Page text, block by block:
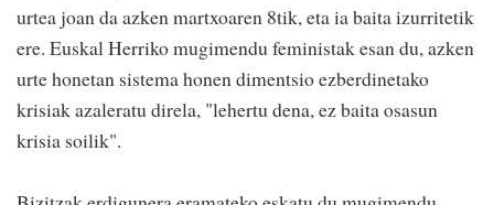
urtea joan da azken martxoaren 8tik, eta ia baita izurritetik
ere. Euskal Herriko mugimendu feministak esan du, azken
urte honetan sistema honen dimentsio ezberdinetako
krisiak azaleratu direla, "lehertu dena, ez baita osasun
krisia soilik".